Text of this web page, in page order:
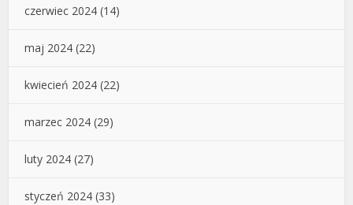
czerwiec 2024 (14)
maj 2024 (22)
kwiecień 2024 (22)
marzec 2024 (29)
luty 2024 (27)
styczeń 2024 (33)